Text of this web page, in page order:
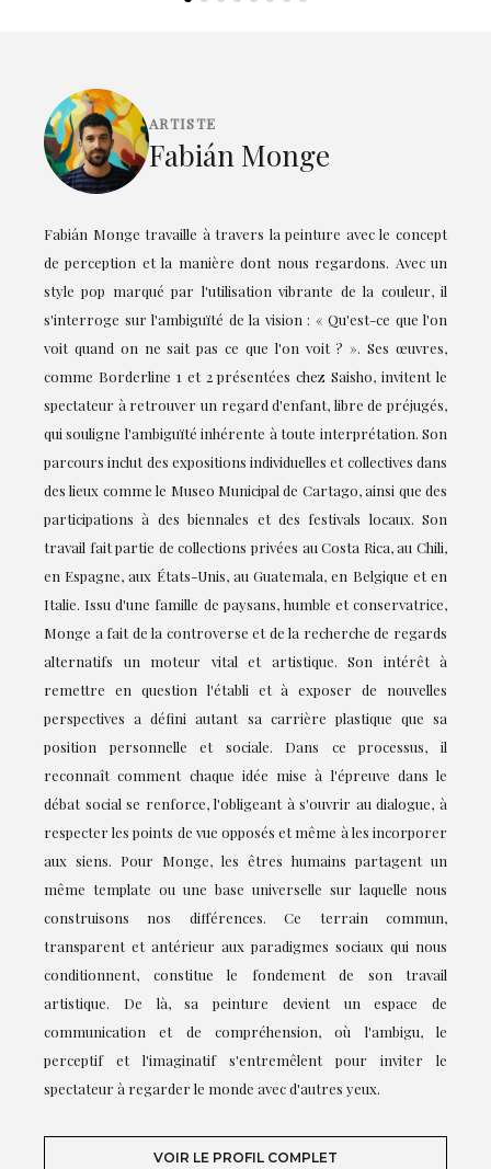
ARTISTE
Fabián Monge
Fabián Monge travaille à travers la peinture avec le concept
de perception et la manière dont nous regardons. Avec un
style pop marqué par l'utilisation vibrante de la couleur, il
s'interroge sur l'ambiguïté de la vision : « Qu'est-ce que l'on
voit quand on ne sait pas ce que l'on voit ? ». Ses œuvres,
comme Borderline 1 et 2 présentées chez Saisho, invitent le
spectateur à retrouver un regard d'enfant, libre de préjugés,
qui souligne l'ambiguïté inhérente à toute interprétation. Son
parcours inclut des expositions individuelles et collectives dans
des lieux comme le Museo Municipal de Cartago, ainsi que des
participations à des biennales et des festivals locaux. Son
travail fait partie de collections privées au Costa Rica, au Chili,
en Espagne, aux États-Unis, au Guatemala, en Belgique et en
Italie. Issu d'une famille de paysans, humble et conservatrice,
Monge a fait de la controverse et de la recherche de regards
alternatifs un moteur vital et artistique. Son intérêt à
remettre en question l'établi et à exposer de nouvelles
perspectives a défini autant sa carrière plastique que sa
position personnelle et sociale. Dans ce processus, il
reconnaît comment chaque idée mise à l'épreuve dans le
débat social se renforce, l'obligeant à s'ouvrir au dialogue, à
respecter les points de vue opposés et même à les incorporer
aux siens. Pour Monge, les êtres humains partagent un
même template ou une base universelle sur laquelle nous
construisons nos différences. Ce terrain commun,
transparent et antérieur aux paradigmes sociaux qui nous
conditionnent, constitue le fondement de son travail
artistique. De là, sa peinture devient un espace de
communication et de compréhension, où l'ambigu, le
perceptif et l'imaginatif s'entremêlent pour inviter le
spectateur à regarder le monde avec d'autres yeux.
VOIR LE PROFIL COMPLET